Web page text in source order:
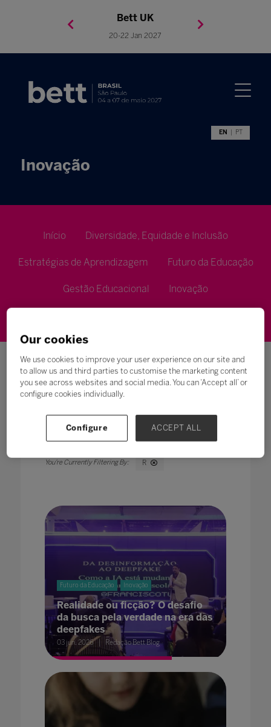
Bett UK
20-22 Jan 2027
Bett Brasil
05-08 Mai 2026
Bett Asia
23-24 Setembro 2026
Bett USA
8-10 November 2027
EN PT
Inovação
Início Diversidade, Equidade e Inclusão
Estratégias de Aprendizagem Futuro da Educação
Gestão Educacional Inovação
Todos 0 - 9 C D
R
Futuro da Educação Inovação
Realidade ou ficção? O desafio
da busca pela verdade na era das
deepfakes
03 jun. 2026 Redação Bett Blog
Our cookies
We use cookies to improve your user experience on our site and
to allow us and third parties to customise the marketing content
you see across websites and social media. You can ‘Accept all’ or
configure cookies individually.
Configure ACCEPT ALL